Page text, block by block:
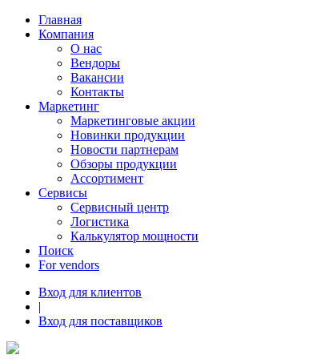
Главная
Компания
О нас
Вендоры
Вакансии
Контакты
Маркетинг
Маркетинговые акции
Новинки продукции
Новости партнерам
Обзоры продукции
Ассортимент
Сервисы
Сервисный центр
Логистика
Калькулятор мощности
Поиск
For vendors
Вход для клиентов
|
Вход для поставщиков